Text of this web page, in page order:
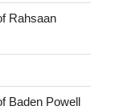
Rahsaan
Baden Powell